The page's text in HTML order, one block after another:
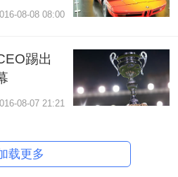
08-08 08:00
踢出
08-07 21:21
载更多